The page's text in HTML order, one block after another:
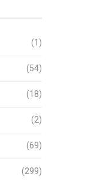
(1)
(54)
(18)
(2)
(69)
(299)